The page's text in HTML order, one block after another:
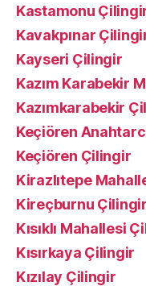
Kastamonu
Kavakpınar
Kayseri Çilingir
Kazım Karabekir
Kazımkarabekir
Keçiören
Keçiören Çilingir
Kirazlıtepe
Kireçburnu Çilingir
Kısıklı Mahallesi
Kısırkaya Çilingir
Kızılay Çilingir